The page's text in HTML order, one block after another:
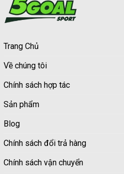
Trang Chủ
Về chúng tôi
Chính sách hợp tác
Sản phẩm
Blog
Chính sách đổi trả hàng
Chính sách vận chuyển